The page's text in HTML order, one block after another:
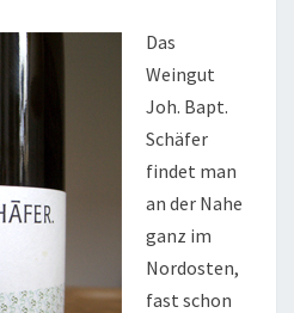
Das
Weingut
Joh. Bapt.
Schäfer
findet man
an der Nahe
ganz im
Nordosten,
fast schon